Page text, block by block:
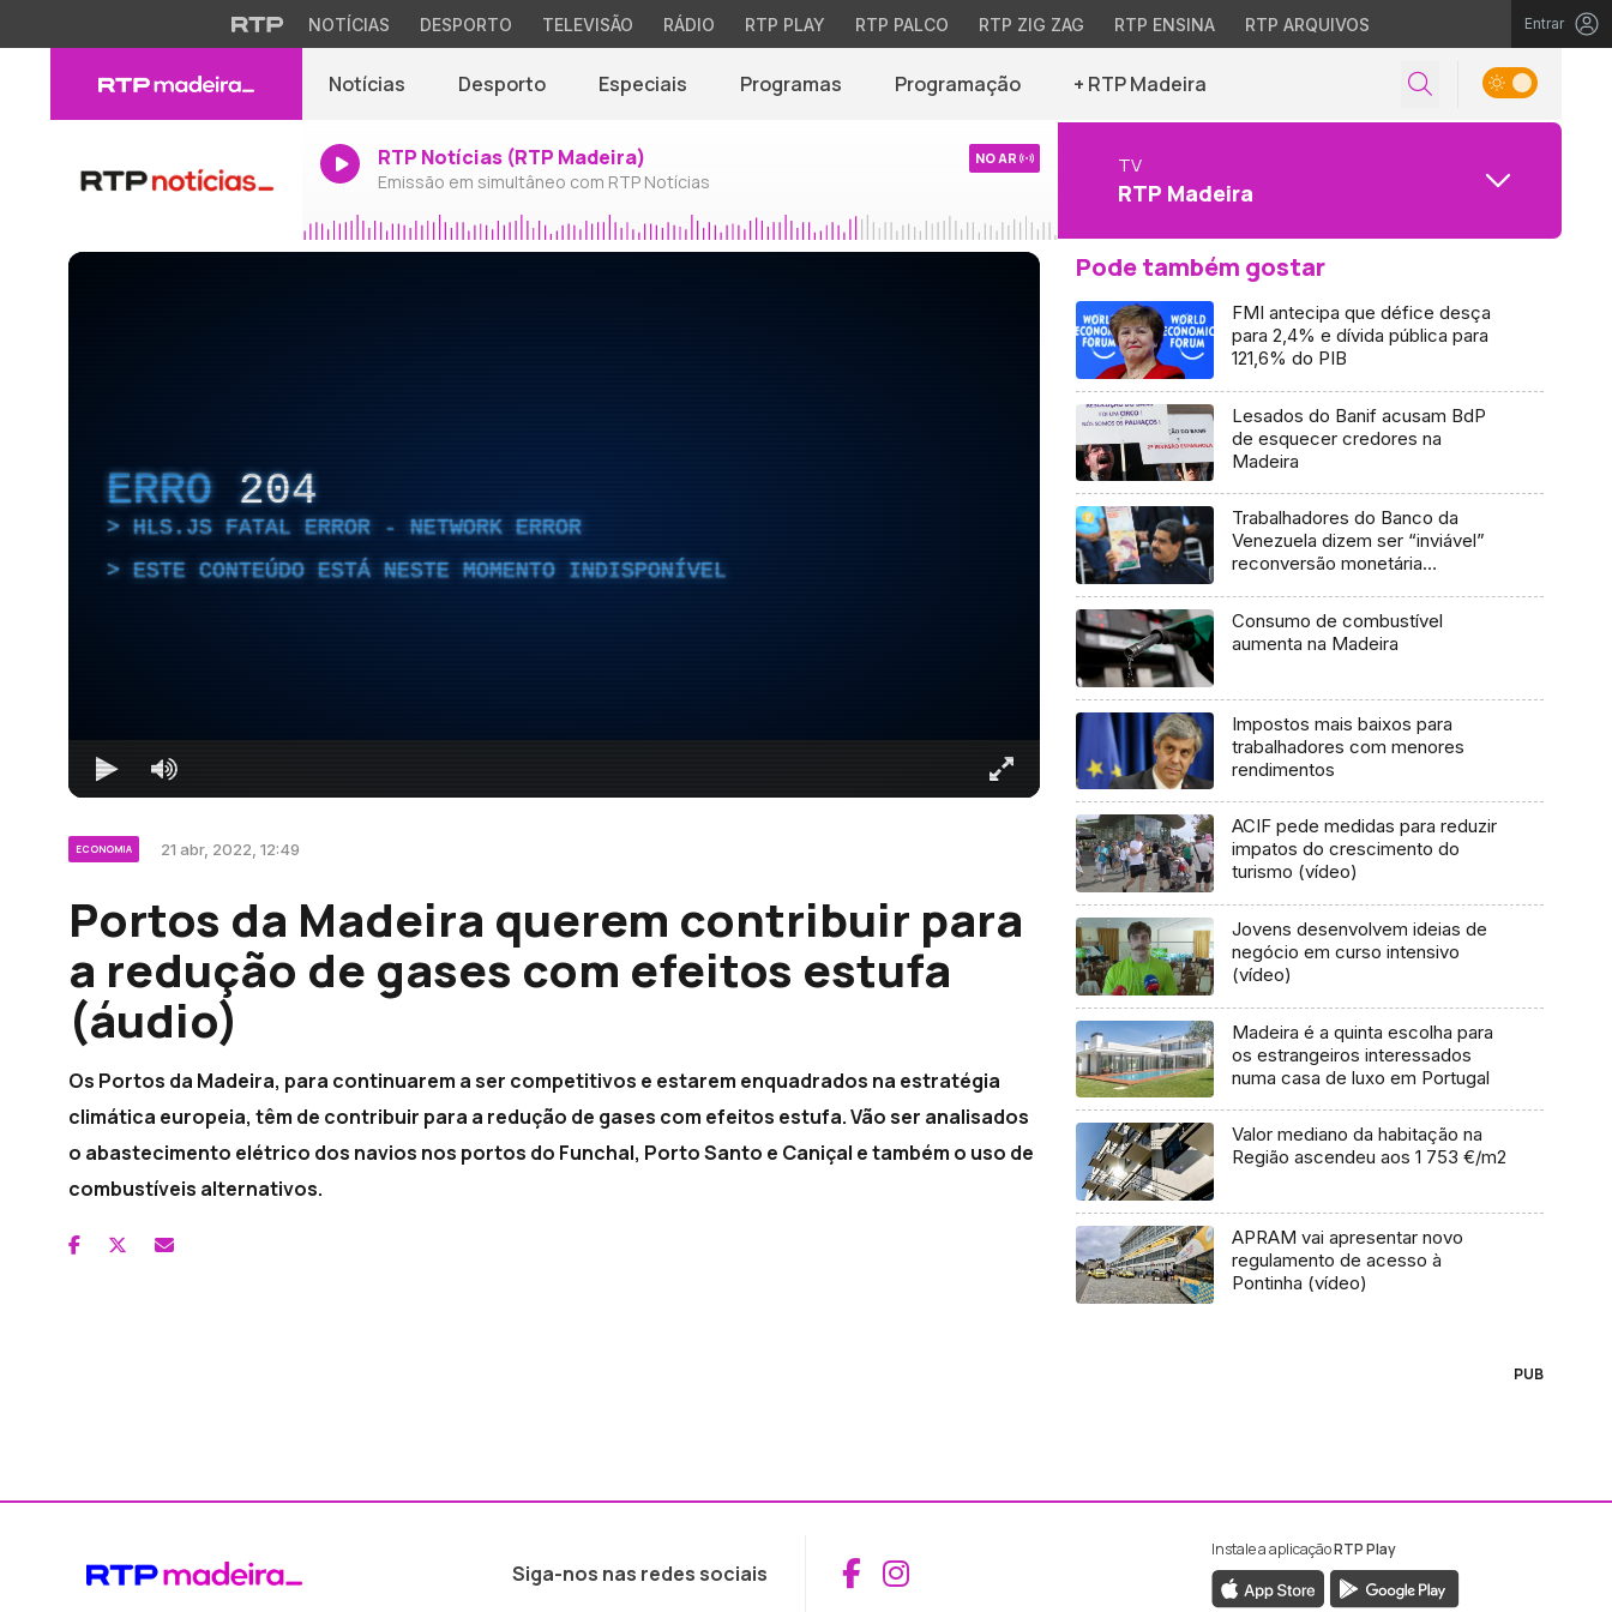
NOTÍCIAS DESPORTO TELEVISÃO RÁDIO RTP PLAY RTP PALCO RTP ZIG ZAG RTP ENSINA RTP ARQUIVOS Entrar
Notícias Desporto Especiais Programas Programação + RTP Madeira
RTP Notícias (RTP Madeira)
Emissão em simultâneo com RTP Notícias
NO AR TV
RTP Madeira
ERRO 204
HLS.JS FATAL ERROR - NETWORK ERROR
ESTE CONTEÚDO ESTÁ NESTE MOMENTO INDISPONÍVEL
ECONOMIA 21 abr, 2022, 12:49
Portos da Madeira querem contribuir para
a redução de gases com efeitos estufa
(áudio)
Os Portos da Madeira, para continuarem a ser competitivos e estarem enquadrados na estratégia
climática europeia, têm de contribuir para a redução de gases com efeitos estufa. Vão ser analisados
o abastecimento elétrico dos navios nos portos do Funchal, Porto Santo e Caniçal e também o uso de
combustíveis alternativos.
Pode também gostar
FMI antecipa que défice desça
para 2,4% e dívida pública para
121,6% do PIB
Lesados do Banif acusam BdP
de esquecer credores na
Madeira
Trabalhadores do Banco da
Venezuela dizem ser “inviável”
reconversão monetária
Consumo de combustível
aumenta na Madeira
Impostos mais baixos para
trabalhadores com menores
rendimentos
ACIF pede medidas para reduzir
impatos do crescimento do
turismo (vídeo)
Jovens desenvolvem ideias de
negócio em curso intensivo
(vídeo)
Madeira é a quinta escolha para
os estrangeiros interessados
numa casa de luxo em Portugal
Valor mediano da habitação na
Região ascendeu aos 1 753 €/m2
APRAM vai apresentar novo
regulamento de acesso à
Pontinha (vídeo)
PUB
Siga-nos nas redes sociais Aceder ao Facebook da RTP Madeira
Aceder ao Instagram da RTP Madeira
Instale a aplicaçãoRTP Play